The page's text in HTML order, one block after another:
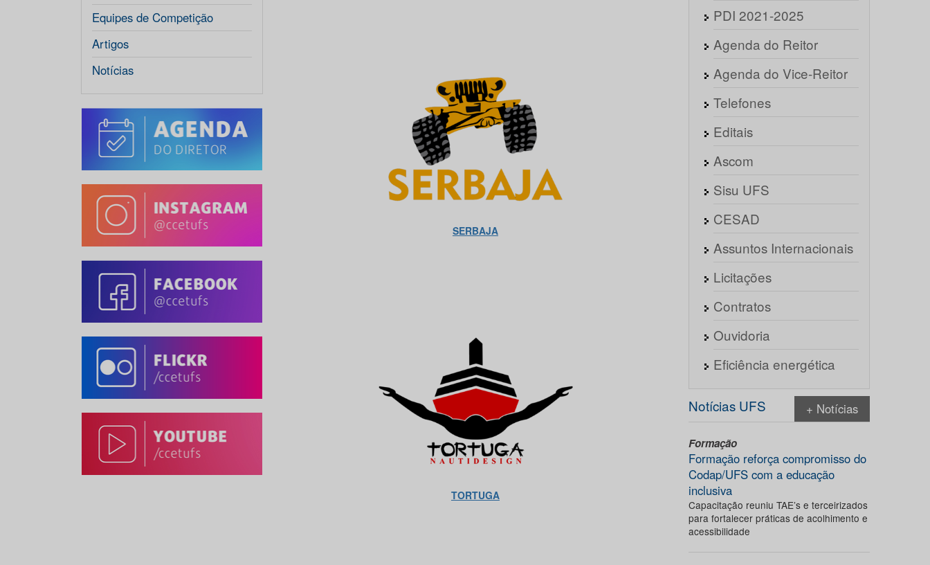
Equipes de Competição
Artigos
Notícias
SERBAJA
TORTUGA
PDI 2021-2025
Agenda do Reitor
Agenda do Vice-Reitor
Telefones
Editais
Ascom
Sisu UFS
CESAD
Assuntos Internacionais
Licitações
Contratos
Ouvidoria
Eficiência energética
Notícias UFS + Notícias
Formação
Formação reforça compromisso do
Codap/UFS com a educação
inclusiva
Capacitação reuniu TAE’s e terceirizados
para fortalecer práticas de acolhimento e
acessibilidade